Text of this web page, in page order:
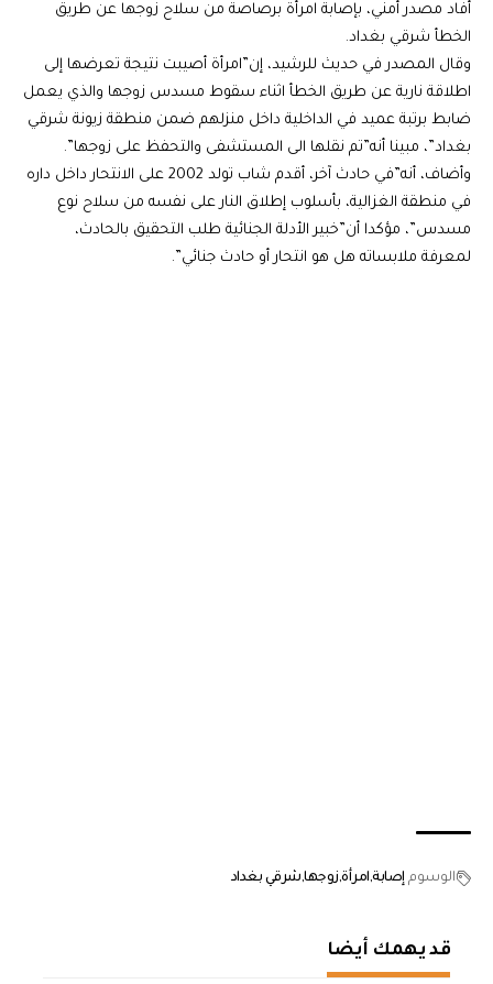
أفاد مصدر أمني، بإصابة امرأة برصاصة من سلاح زوجها عن طريق
الخطأ شرقي بغداد.
وقال المصدر في حديث للرشيد، إن”امرأة أصيبت نتيجة تعرضها إلى
اطلاقة نارية عن طريق الخطأ اثناء سقوط مسدس زوجها والذي يعمل
ضابط برتبة عميد في الداخلية داخل منزلهم ضمن منطقة زيونة شرقي
بغداد”، مبينا أنه”تم نقلها الى المستشفى والتحفظ على زوجها”.
وأضاف، أنه”في حادث آخر، أقدم شاب تولد 2002 على الانتحار داخل داره
في منطقة الغزالية، بأسلوب إطلاق النار على نفسه من سلاح نوع
مسدس”، مؤكدا أن”خبير الأدلة الجنائية طلب التحقيق بالحادث،
لمعرفة ملابساته هل هو انتحار أو حادث جنائي”.
الوسوم إصابة امرأة زوجها شرقي بغداد
قد يهمك أيضا